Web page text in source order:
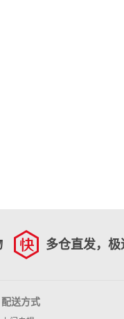
多仓直发，极
配送方式